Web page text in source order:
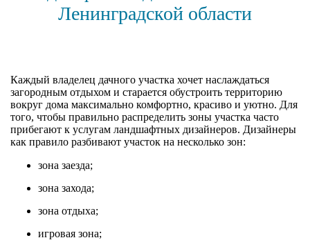
Ленинградской области
Каждый владелец дачного участка хочет наслаждаться
загородным отдыхом и старается обустроить территорию
вокруг дома максимально комфортно, красиво и уютно. Для
того, чтобы правильно распределить зоны участка часто
прибегают к услугам ландшафтных дизайнеров. Дизайнеры
как правило разбивают участок на несколько зон:
зона заезда;
зона захода;
зона отдыха;
игровая зона;